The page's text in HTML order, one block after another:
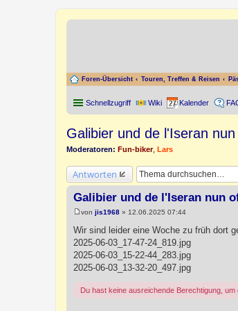
Foren-Übersicht Touren, Treffen & Reisen
Schnellzugriff Wiki Kalender
Galibier und de l'Iseran
Moderatoren: Fun-biker, Lars
Antworten
Galibier und de l'Iseran nun
e
t
r
a
g
von jis1968 » 12.06.2025 07:44
Wir sind leider eine Woche zu früh dort
2025-06-03_17-47-24_819.jpg
2025-06-03_15-22-44_283.jpg
2025-06-03_13-32-20_497.jpg
Du hast keine ausreichende Berechtigung,